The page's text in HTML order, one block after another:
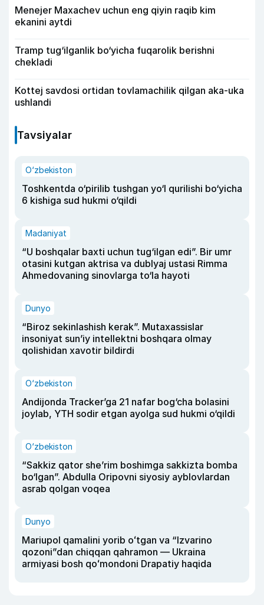
Menejer Maxachev uchun eng qiyin raqib kim
ekanini aytdi
Tramp tug‘ilganlik bo‘yicha fuqarolik berishni
chekladi
Kottej savdosi ortidan tovlamachilik qilgan aka-uka
ushlandi
Tavsiyalar
O‘zbekiston
Toshkentda o‘pirilib tushgan yo‘l qurilishi bo‘yicha
6 kishiga sud hukmi o‘qildi
Madaniyat
“U boshqalar baxti uchun tug‘ilgan edi”. Bir umr
otasini kutgan aktrisa va dublyaj ustasi Rimma
Ahmedovaning sinovlarga to‘la hayoti
Dunyo
“Biroz sekinlashish kerak”. Mutaxassislar
insoniyat sun’iy intellektni boshqara olmay
qolishidan xavotir bildirdi
O‘zbekiston
Andijonda Tracker’ga 21 nafar bog‘cha bolasini
joylab, YTH sodir etgan ayolga sud hukmi o‘qildi
O‘zbekiston
“Sakkiz qator she’rim boshimga sakkizta bomba
bo‘lgan”. Abdulla Oripovni siyosiy ayblovlardan
asrab qolgan voqea
Dunyo
Mariupol qamalini yorib oʻtgan va “Izvarino
qozoni”dan chiqqan qahramon — Ukraina
armiyasi bosh qoʻmondoni Drapatiy haqida